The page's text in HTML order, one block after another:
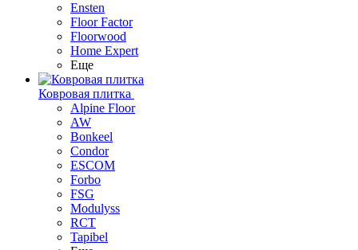
Ensten
Floor Factor
Floorwood
Home Expert
Еще
Ковровая плитка
Alpine Floor
AW
Bonkeel
Condor
ESCOM
Forbo
FSG
Modulyss
RCT
Tapibel